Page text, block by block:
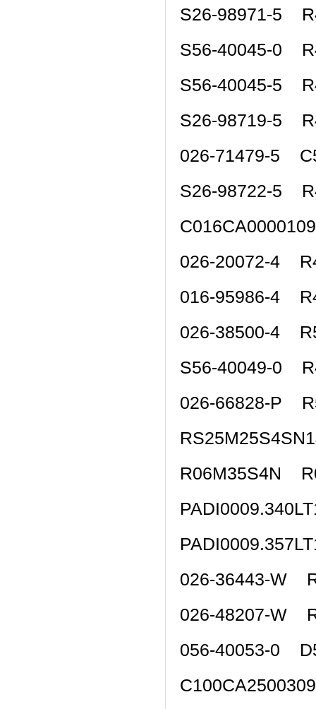
S26-98971-5
S56-40045-0
S56-40045-5
S26-98719-5
026-71479-5
S26-98722-5
026-20072-4
016-95986-4
026-38500-4
S56-40049-0
026-66828-P
R06M35S4N
026-36443-W
026-48207-W
056-40053-0